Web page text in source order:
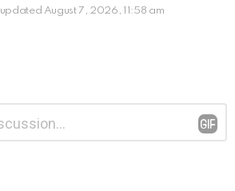
updated August 7, 2026, 11:58 am